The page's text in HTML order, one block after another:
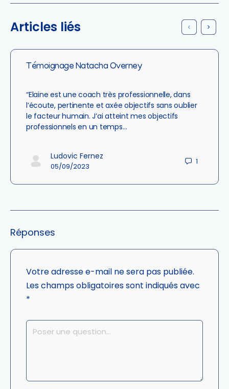
Articles liés
Témoignage Natacha Overney
“Elaine est une coach très professionnelle, dans
l’écoute, pertinente et axée objectifs sans oublier
le facteur humain. J’ai atteint mes objectifs
professionnels en un temps…
Ludovic Fernez
05/09/2023
1
Réponses
Votre adresse e-mail ne sera pas publiée.
Les champs obligatoires sont indiqués avec
*